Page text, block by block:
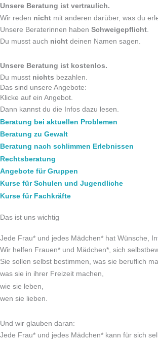
Unsere Beratung ist vertraulich.
Wir reden nicht mit anderen darüber, was du
Unsere Beraterinnen haben Schweigepflicht.
Du musst auch nicht deinen Namen sagen.
Unsere Beratung ist kostenlos.
Du musst nichts bezahlen.
Das sind unsere Angebote:
Klicke auf ein Angebot.
Dann kannst du die Infos dazu lesen.
Beratung bei aktuellen Problemen
Beratung zu Gewalt
Beratung nach schlimmen Erlebnissen
Rechtsberatung
Angebote für Gruppen
Kurse für Schulen und Jugendliche
Kurse für Fachkräfte
Das ist uns wichtig
Jede Frau* und jedes Mädchen* hat Wünsche,
Wir helfen Frauen* und Mädchen*, sich
Sie sollen selbst bestimmen, was sie beruflich
was sie in ihrer Freizeit machen,
wie sie leben,
wen sie lieben.
Und wir glauben daran:
Jede Frau* und jedes Mädchen* kann für sich